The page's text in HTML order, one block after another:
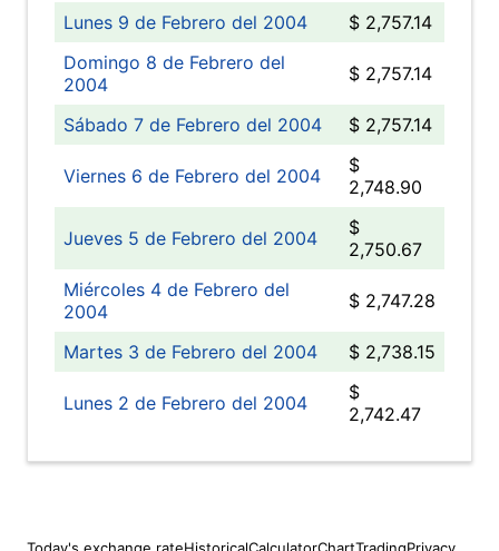
Lunes 9 de Febrero del 2004
$ 2,757.14
Domingo 8 de Febrero del
2004
$ 2,757.14
Sábado 7 de Febrero del 2004 $ 2,757.14
Viernes 6 de Febrero del 2004
$
2,748.90
Jueves 5 de Febrero del 2004
$
2,750.67
Miércoles 4 de Febrero del
2004
$ 2,747.28
Martes 3 de Febrero del 2004 $ 2,738.15
Lunes 2 de Febrero del 2004
$
2,742.47